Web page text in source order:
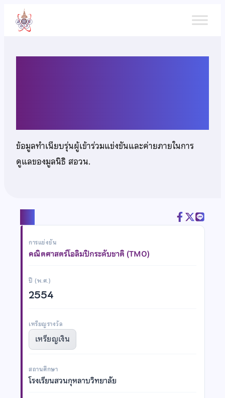
เนื้อหา
ข้อมูลทำเนียบรุ่นผู้เข้าร่วมแข่งขันและค่ายภายในการ
ดูแลของมูลนิธิ สอวน.
การแข่งขัน
คณิตศาสตร์โอลิมปิกระดับชาติ (TMO)
ปี (พ.ศ.)
2554
เหรียญรางวัล
เหรียญเงิน
สถานศึกษา
โรงเรียนสวนกุหลาบวิทยาลัย